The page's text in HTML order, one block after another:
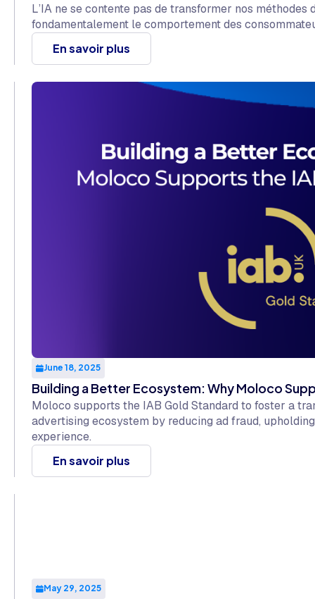
L’IA ne se contente pas de transformer nos
fondamentalement le comportement des
En savoir plus
June 18, 2025
Building a Better Ecosystem: Why Moloco
Moloco supports the IAB Gold Standard to foster a
advertising ecosystem by reducing ad fraud,
experience.
En savoir plus
May 29, 2025